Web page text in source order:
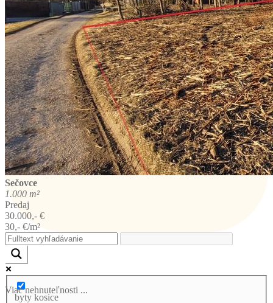
Sečovce
1.000 m²
Predaj
30.000,- €
30,- €/m²
Viac nehnuteľnosti ...
byty kosice